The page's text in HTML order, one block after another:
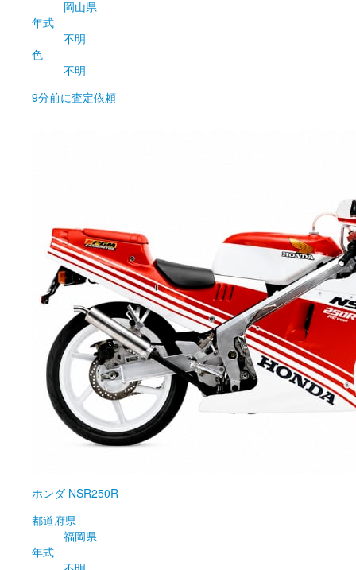
岡山県
年式
不明
色
不明
9分前に査定依頼
ホンダ NSR250R
都道府県
福岡県
年式